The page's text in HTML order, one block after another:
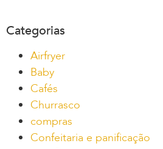
Categorias
Airfryer
Baby
Cafés
Churrasco
compras
Confeitaria e panificação